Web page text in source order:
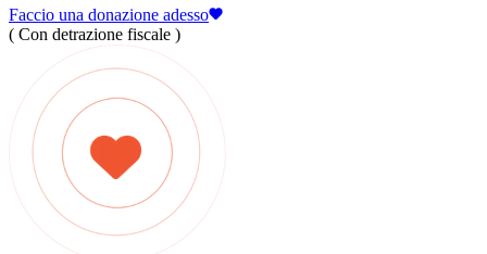
Faccio una donazione adesso
( Con detrazione fiscale )